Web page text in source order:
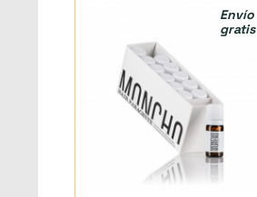
Envío
gratis